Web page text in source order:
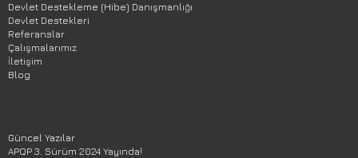
Devlet Destekleme (Hibe) Danışmanlığı
Devlet Destekleri
Referanslar
Çalışmalarımız
İletişim
Blog
Güncel Yazılar
APQP 3. Sürüm 2024 Yayında!